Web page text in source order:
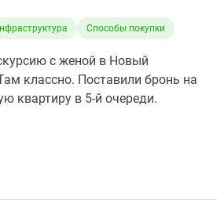
Способы покупки
с женой в Новый
классно. Поставили бронь на
квартиру в 5-й очереди.